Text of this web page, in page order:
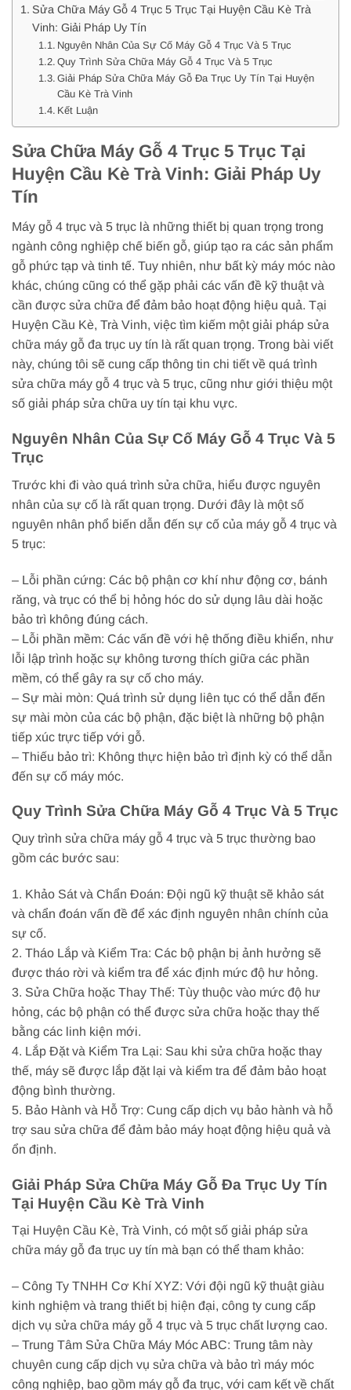
Sửa Chữa Máy Gỗ 4 Trục 5 Trục Tại Huyện Cầu Kè Trà
Vinh: Giải Pháp Uy Tín
Nguyên Nhân Của Sự Cố Máy Gỗ 4 Trục Và 5 Trục
Quy Trình Sửa Chữa Máy Gỗ 4 Trục Và 5 Trục
Giải Pháp Sửa Chữa Máy Gỗ Đa Trục Uy Tín Tại Huyện
Cầu Kè Trà Vinh
Kết Luận
Sửa Chữa Máy Gỗ 4 Trục 5 Trục Tại
Huyện Cầu Kè Trà Vinh: Giải Pháp Uy
Tín
Máy gỗ 4 trục và 5 trục là những thiết bị quan trọng trong
ngành công nghiệp chế biến gỗ, giúp tạo ra các sản phẩm
gỗ phức tạp và tinh tế. Tuy nhiên, như bất kỳ máy móc nào
khác, chúng cũng có thể gặp phải các vấn đề kỹ thuật và
cần được sửa chữa để đảm bảo hoạt động hiệu quả. Tại
Huyện Cầu Kè, Trà Vinh, việc tìm kiếm một giải pháp sửa
chữa máy gỗ đa trục uy tín là rất quan trọng. Trong bài viết
này, chúng tôi sẽ cung cấp thông tin chi tiết về quá trình
sửa chữa máy gỗ 4 trục và 5 trục, cũng như giới thiệu một
số giải pháp sửa chữa uy tín tại khu vực.
Nguyên Nhân Của Sự Cố Máy Gỗ 4 Trục Và 5
Trục
Trước khi đi vào quá trình sửa chữa, hiểu được nguyên
nhân của sự cố là rất quan trọng. Dưới đây là một số
nguyên nhân phổ biến dẫn đến sự cố của máy gỗ 4 trục và
5 trục:
– Lỗi phần cứng: Các bộ phận cơ khí như động cơ, bánh
răng, và trục có thể bị hỏng hóc do sử dụng lâu dài hoặc
bảo trì không đúng cách.
– Lỗi phần mềm: Các vấn đề với hệ thống điều khiển, như
lỗi lập trình hoặc sự không tương thích giữa các phần
mềm, có thể gây ra sự cố cho máy.
– Sự mài mòn: Quá trình sử dụng liên tục có thể dẫn đến
sự mài mòn của các bộ phận, đặc biệt là những bộ phận
tiếp xúc trực tiếp với gỗ.
– Thiếu bảo trì: Không thực hiện bảo trì định kỳ có thể dẫn
đến sự cố máy móc.
Quy Trình Sửa Chữa Máy Gỗ 4 Trục Và 5 Trục
Quy trình sửa chữa máy gỗ 4 trục và 5 trục thường bao
gồm các bước sau:
1. Khảo Sát và Chẩn Đoán: Đội ngũ kỹ thuật sẽ khảo sát
và chẩn đoán vấn đề để xác định nguyên nhân chính của
sự cố.
2. Tháo Lắp và Kiểm Tra: Các bộ phận bị ảnh hưởng sẽ
được tháo rời và kiểm tra để xác định mức độ hư hỏng.
3. Sửa Chữa hoặc Thay Thế: Tùy thuộc vào mức độ hư
hỏng, các bộ phận có thể được sửa chữa hoặc thay thế
bằng các linh kiện mới.
4. Lắp Đặt và Kiểm Tra Lại: Sau khi sửa chữa hoặc thay
thế, máy sẽ được lắp đặt lại và kiểm tra để đảm bảo hoạt
động bình thường.
5. Bảo Hành và Hỗ Trợ: Cung cấp dịch vụ bảo hành và hỗ
trợ sau sửa chữa để đảm bảo máy hoạt động hiệu quả và
ổn định.
Giải Pháp Sửa Chữa Máy Gỗ Đa Trục Uy Tín
Tại Huyện Cầu Kè Trà Vinh
Tại Huyện Cầu Kè, Trà Vinh, có một số giải pháp sửa
chữa máy gỗ đa trục uy tín mà bạn có thể tham khảo:
– Công Ty TNHH Cơ Khí XYZ: Với đội ngũ kỹ thuật giàu
kinh nghiệm và trang thiết bị hiện đại, công ty cung cấp
dịch vụ sửa chữa máy gỗ 4 trục và 5 trục chất lượng cao.
– Trung Tâm Sửa Chữa Máy Móc ABC: Trung tâm này
chuyên cung cấp dịch vụ sửa chữa và bảo trì máy móc
công nghiệp, bao gồm máy gỗ đa trục, với cam kết về chất